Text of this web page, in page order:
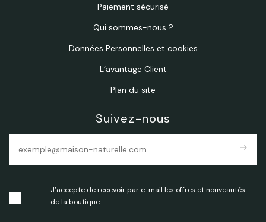
Paiement sécurisé
Qui sommes-nous ?
Données Personnelles et cookies
L’avantage Client
Plan du site
Suivez-nous
east
J’accepte de recevoir par e-mail les offres et nouveautés
de la boutique